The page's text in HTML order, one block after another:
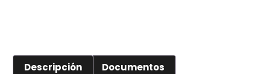
Descripción Documentos